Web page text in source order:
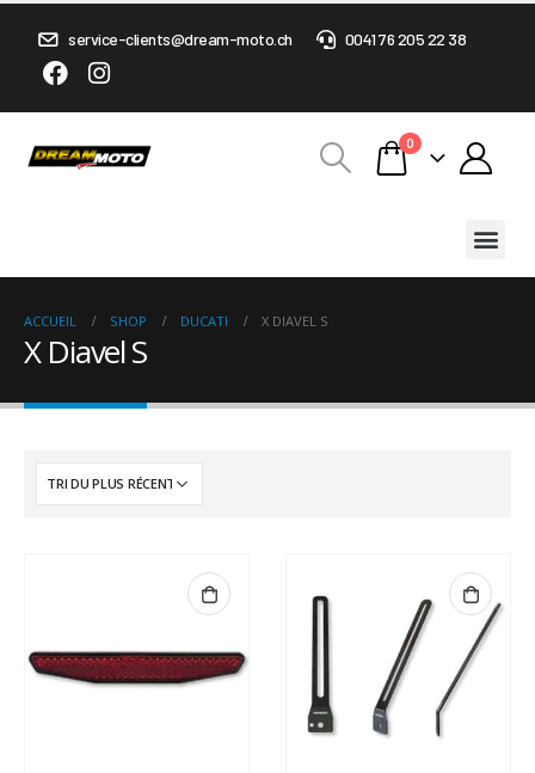
service-clients@dream-moto.ch 0041 76 205 22 38
0
ACCUEIL SHOP DUCATI X DIAVEL S
X Diavel S